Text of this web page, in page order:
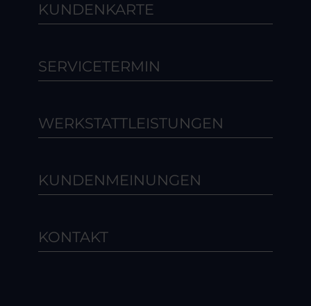
KUNDENKARTE
SERVICETERMIN
WERKSTATTLEISTUNGEN
KUNDENMEINUNGEN
KONTAKT